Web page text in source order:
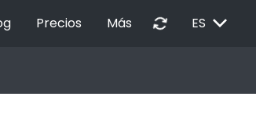
Precios Más autorenew ES EXPAND_MORE